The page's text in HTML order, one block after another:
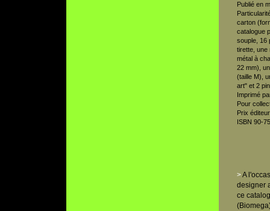
Publié en
carton
catalogue
souple, 16
tirette, une
métal à
22 mm),
(taille M),
art" et 2
Imprimé
Pour
Prix
ISBN 90-
>A
designer
ce